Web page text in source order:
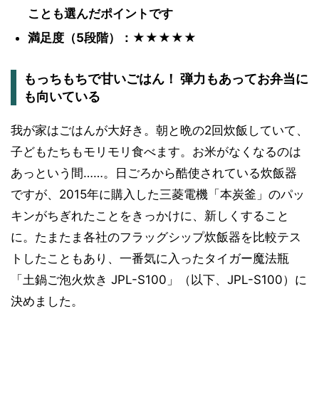
ことも選んだポイントです
満足度（5段階）：★★★★★
もっちもちで甘いごはん！ 弾力もあってお弁当に
も向いている
我が家はごはんが大好き。朝と晩の2回炊飯していて、
子どもたちもモリモリ食べます。お米がなくなるのは
あっという間……。日ごろから酷使されている炊飯器
ですが、2015年に購入した三菱電機「本炭釜」のパッ
キンがちぎれたことをきっかけに、新しくすること
に。たまたま各社のフラッグシップ炊飯器を比較テス
トしたこともあり、一番気に入ったタイガー魔法瓶
「土鍋ご泡火炊き JPL-S100」（以下、JPL-S100）に
決めました。